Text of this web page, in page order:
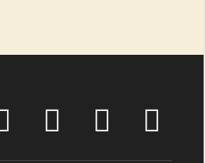
X
Pinterest TikTok Instagram